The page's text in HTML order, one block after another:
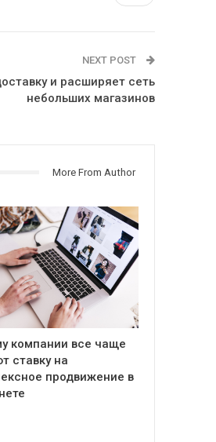
NEXT POST
и расширяет сеть
небольших магазинов
More From Author
компании все чаще
ставку на
продвижение в